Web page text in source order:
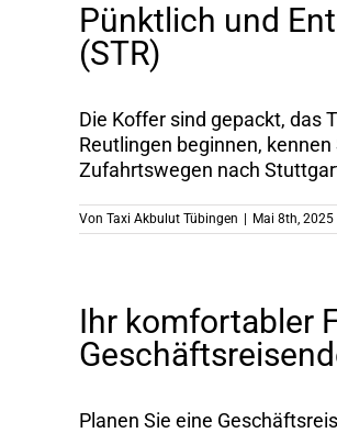
Pünktlich und
(STR)
Die Koffer sind gepackt, das
Reutlingen beginnen,
Zufahrtswegen nach
Von Taxi Akbulut Tübingen Mai 8th, 2025
Ihr komfortabler
Planen Sie eine